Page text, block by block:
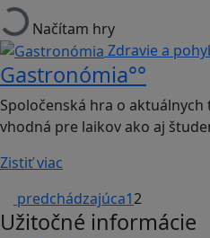
Načítam hry
Zdravie a
Gastronómia°°
Spoločenská hra o
vhodná pre laikov ako aj
Zistiť viac
predchádzajúca12
Užitočné informácie